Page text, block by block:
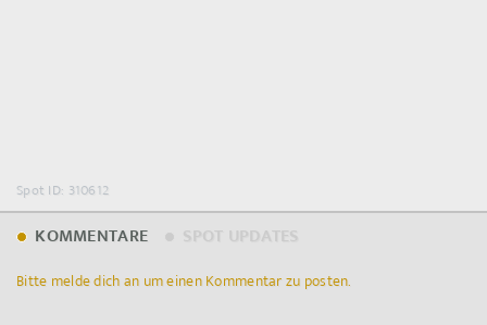
Spot ID: 310612
KOMMENTARE
Bitte melde dich an um einen Kommentar zu posten.